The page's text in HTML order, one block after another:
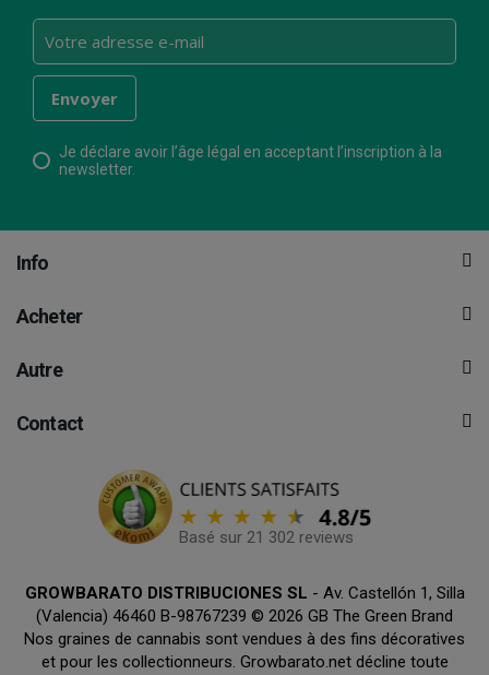
Je déclare avoir l’âge légal en acceptant l’inscription à la
newsletter.
Info
Acheter
Autre
Contact
Basé sur 21 302 reviews
GROWBARATO DISTRIBUCIONES SL - Av. Castellón 1, Silla
(Valencia) 46460 B-98767239 © 2026 GB The Green Brand
Nos graines de cannabis sont vendues à des fins décoratives
et pour les collectionneurs. Growbarato.net décline toute